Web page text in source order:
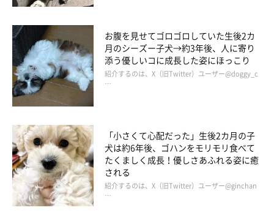
ールデン！「犬の言葉の理解」について
関連記事:
気持ちが表情に出やすいゴールデン！おやつへ
表情は、どのような変化をしたのでしょうか？ ゆずちゃんの食いし
ん坊なエピソードも飼い主さんにお聞きしました。
関連記事:
飼い主が手に持つおやつを狙う犬 → 5年前と同
じ顔だけど、ともに過ごした今の姿が何倍も愛
しい！
X（旧Twitter）ユーザー＠YUZU_golden_さんの愛犬・ゆずちゃん
は、5才のゴールデン・レトリーバーの女のコ。そんなゆずちゃん
が生後3カ月の頃に撮影した写真を見て、飼い主さんは5年の間に愛
お腹を見せてゴロゴロしていた生後2カ
月のシーズー子犬→約3年後、人に寄り
添う優しいコに成長した姿にほっこり
紹介するのは、X（旧Twitter）ユーザー@doggy_c
…
「小さくて心配だった」生後2カ月の子
犬は約6年後、ゴハンをモリモリ食べて
たくましく成長！優しさあふれる姿に癒
される
紹介するのは、X（旧Twitter）ユーザー@ginchan
…